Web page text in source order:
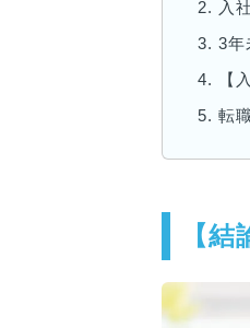
2. 入
3. 3年
4.
【
5. 転
【